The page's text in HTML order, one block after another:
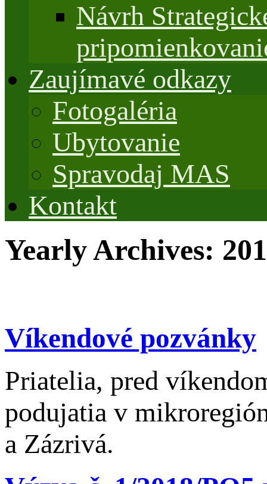
Návrh
Zaujímavé odkazy
Fotogaléria
Ubytovanie
Spravodaj MAS
Kontakt
Yearly Archives:
Víkendové pozvánky
Priatelia, pred
podujatia v
a Zázrivá.